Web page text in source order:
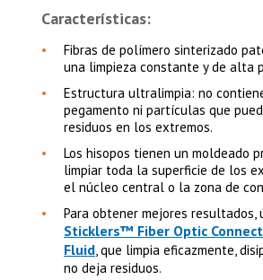
Características:
Fibras de polímero sinterizado
una limpieza constante y de alta
Estructura ultralimpia: no
pegamento ni partículas que
residuos en los extremos.
Los hisopos tienen un moldeado
limpiar toda la superficie de los
el núcleo central o la zona de
Para obtener mejores resultados,
Sticklers™ Fiber Optic
Fluid, que limpia eficazmente,
no deja residuos.